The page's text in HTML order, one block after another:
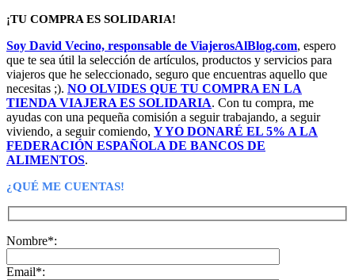
¡TU COMPRA ES SOLIDARIA!
Soy David Vecino, responsable de ViajerosAlBlog.com, espero
que te sea útil la selección de artículos, productos y servicios para
viajeros que he seleccionado, seguro que encuentras aquello que
necesitas ;). NO OLVIDES QUE TU COMPRA EN LA
TIENDA VIAJERA ES SOLIDARIA. Con tu compra, me
ayudas con una pequeña comisión a seguir trabajando, a seguir
viviendo, a seguir comiendo, Y YO DONARÉ EL 5% A LA
FEDERACIÓN ESPAÑOLA DE BANCOS DE
ALIMENTOS.
¿QUÉ ME CUENTAS!
Nombre*:
Email*: